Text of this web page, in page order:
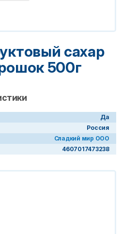
сахар
500г
Да
Россия
Сладкий мир ООО
4607017473238